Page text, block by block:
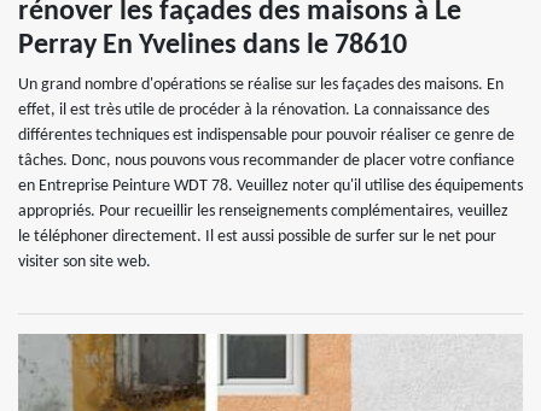
rénover les façades des maisons à Le
Perray En Yvelines dans le 78610
Un grand nombre d'opérations se réalise sur les façades des maisons. En
effet, il est très utile de procéder à la rénovation. La connaissance des
différentes techniques est indispensable pour pouvoir réaliser ce genre de
tâches. Donc, nous pouvons vous recommander de placer votre confiance
en Entreprise Peinture WDT 78. Veuillez noter qu'il utilise des équipements
appropriés. Pour recueillir les renseignements complémentaires, veuillez
le téléphoner directement. Il est aussi possible de surfer sur le net pour
visiter son site web.